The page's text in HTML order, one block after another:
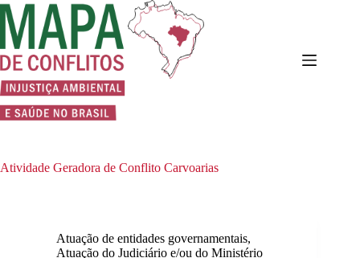
Pular
para
conteúdo
Atividade Geradora de Conflito Carvoarias
Atuação de entidades governamentais,
Atuação do Judiciário e/ou do Ministério